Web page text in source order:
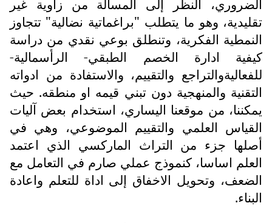
الضروري، النظر إلى المسألة من زاوية غير
تقليدية، وهو ما يتطلب "براغماتية نضالية" تتجاوز
النمطية الفكرية، وتنطلق بوعي نقدي من دراسة
كيفية ادارة الخصم الطبقي- الرأسمالية-
للفعاليةوالتراجع والتقييم، والاستفادة من ادواته
التقنية والمنهجية دون تبني قيمه او منطقه. حيث
يمكننا، من موقعنا اليساري، استخدام بعض آليات
القياس العلمي والتقييم الموضوعي، وهي في
أصلها جزء من التراث الماركسي الذي اعتمد
العلم اساسا، كنموذج عملي صارم في التعامل مع
الضعف، وتحويل الاخفاق إلى اداة للتعلم واعادة
البناء.